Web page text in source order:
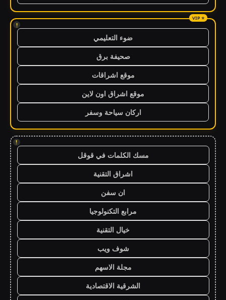
!
ضوء التعليمي
صحيفة برق
موقع اشراقات
موقع اشراق اون لاين
اركان سياحة وسفر
!
مسك الكلمات في قوقل
اشراق التقنية
ان سفن
مرابع التكنولوجيا
خيال التقنية
شوف ويب
مجلة الاسهم
الشرقية الاقتصادية